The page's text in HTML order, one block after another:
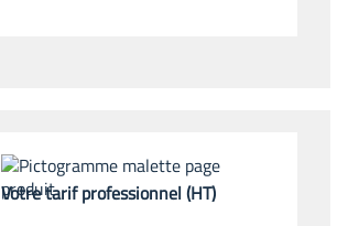
Votre tarif professionnel (HT)